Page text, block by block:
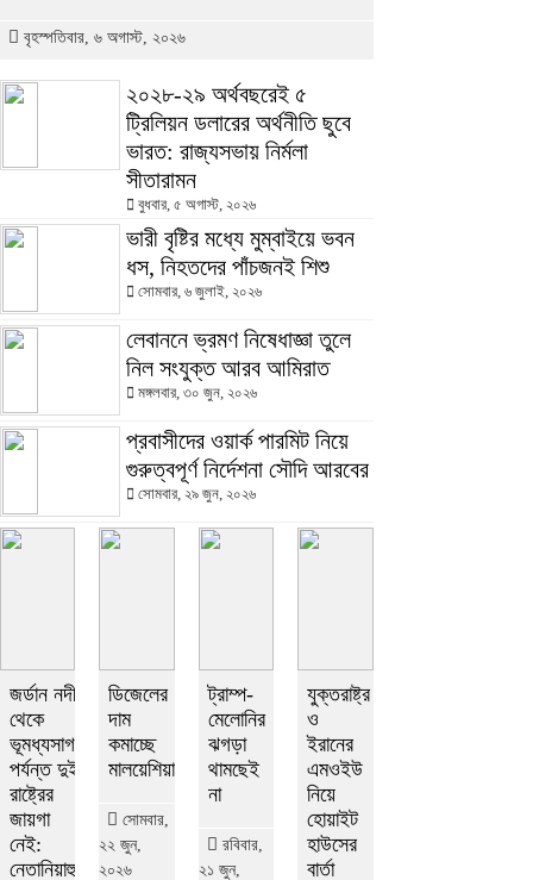
বৃহস্পতিবার, ৬ অগাস্ট, ২০২৬
২০২৮-২৯ অর্থবছরেই ৫
ট্রিলিয়ন ডলারের অর্থনীতি ছুবে
ভারত: রাজ্যসভায় নির্মলা
সীতারামন
বুধবার, ৫ অগাস্ট, ২০২৬
ভারী বৃষ্টির মধ্যে মুম্বাইয়ে ভবন
ধস, নিহতদের পাঁচজনই শিশু
সোমবার, ৬ জুলাই, ২০২৬
লেবাননে ভ্রমণ নিষেধাজ্ঞা তুলে
নিল সংযুক্ত আরব আমিরাত
মঙ্গলবার, ৩০ জুন, ২০২৬
প্রবাসীদের ওয়ার্ক পারমিট নিয়ে
গুরুত্বপূর্ণ নির্দেশনা সৌদি আরবের
সোমবার, ২৯ জুন, ২০২৬
জর্ডান নদী
থেকে
ভূমধ্যসাগর
পর্যন্ত দুই
রাষ্ট্রের
জায়গা
নেই:
নেতানিয়াহু
ডিজেলের
দাম
কমাচ্ছে
মালয়েশিয়া
সোমবার,
২২ জুন,
২০২৬
ট্রাম্প-
মেলোনির
ঝগড়া
থামছেই
না
২১ জুন,
যুক্তরাষ্ট্র
ও
ইরানের
এমওইউ
নিয়ে
হোয়াইট
হাউসের
বার্তা